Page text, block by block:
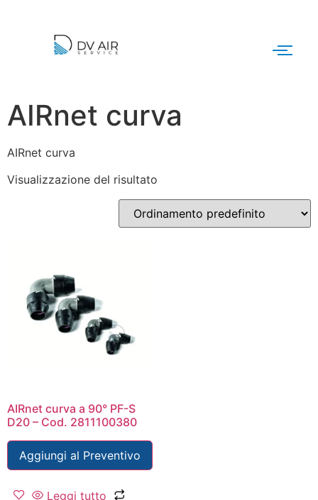
AIRnet curva
AIRnet curva
Visualizzazione del risultato
AIRnet curva a 90° PF-S
D20 – Cod. 2811100380
Aggiungi al Preventivo
Leggi tutto